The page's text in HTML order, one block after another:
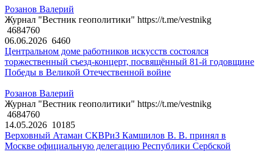
Розанов Валерий
Журнал "Вестник геополитики" https://t.me/vestnikg
4684760
06.06.2026 6460
Центральном доме работников искусств состоялся
торжественный съезд-концерт, посвящённый 81-й годовщине
Победы в Великой Отечественной войне
Розанов Валерий
Журнал "Вестник геополитики" https://t.me/vestnikg
4684760
14.05.2026 10185
Верховный Атаман СКВРиЗ Камшилов В. В. принял в
Москве официальную делегацию Республики Сербской